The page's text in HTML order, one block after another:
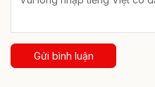
Gửi bình luận